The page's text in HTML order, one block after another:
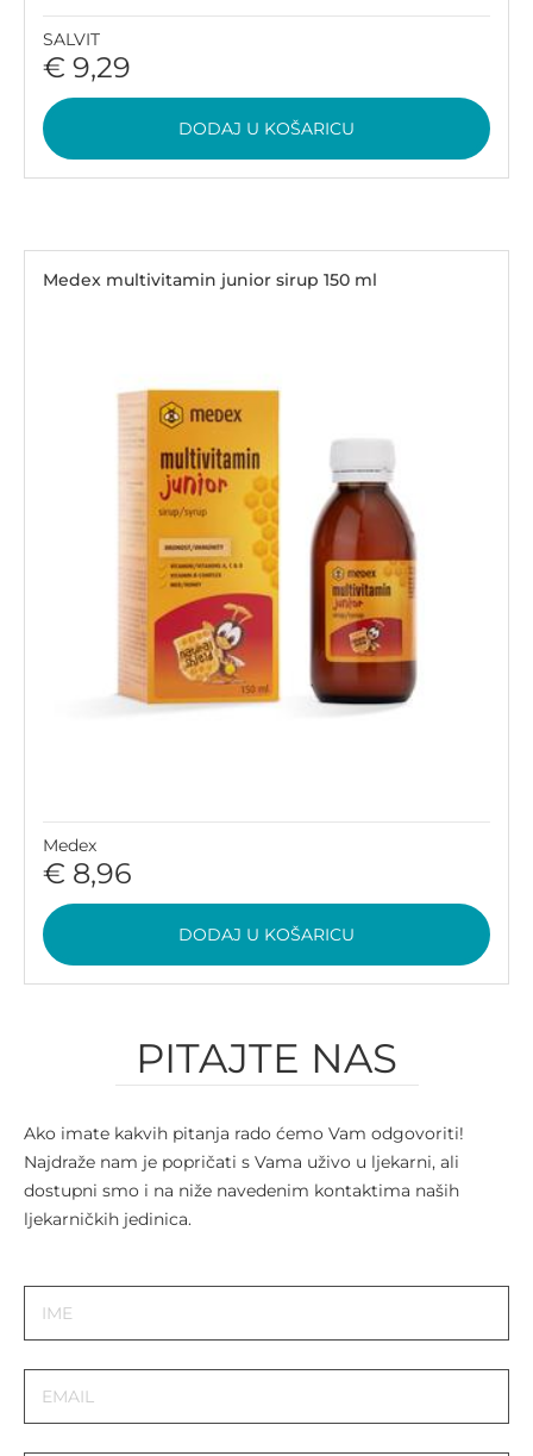
SALVIT
€ 9,29
DODAJ U KOŠARICU
Medex multivitamin junior sirup 150 ml
Medex
€ 8,96
DODAJ U KOŠARICU
PITAJTE NAS
Ako imate kakvih pitanja rado ćemo Vam odgovoriti!
Najdraže nam je popričati s Vama uživo u ljekarni, ali
dostupni smo i na niže navedenim kontaktima naših
ljekarničkih jedinica.